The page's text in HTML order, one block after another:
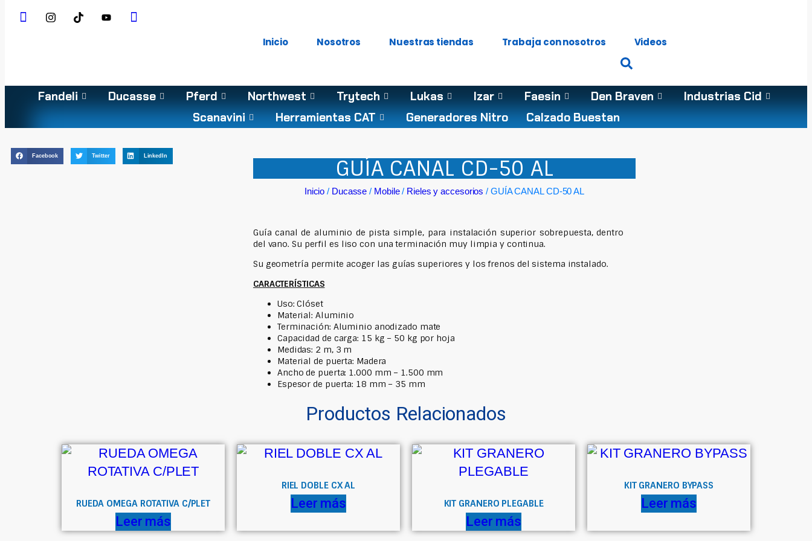
Inicio Nosotros Nuestras tiendas Trabaja con nosotros Videos
Fandeli Ducasse Pferd Northwest Trytech Lukas Izar Faesin Den Braven
Industrias Cid
Scanavini
Herramientas CAT Generadores Nitro Calzado Buestan
Facebook Twitter LinkedIn GUÍA CANAL CD-50 AL
Inicio / Ducasse / Mobile/ Rieles y accesorios / GUÍA CANAL CD-50 AL
Guía canal de aluminio de pista simple, para instalación superior sobrepuesta, dentro
del vano. Su perfil es liso con una terminación muy limpia y continua.
Su geometría permite acoger las guías superiores y los frenos del sistema instalado.
CARACTERÍSTICAS
Uso: Clóset
Material: Aluminio
Terminación: Aluminio anodizado mate
Capacidad de carga: 15 kg – 50 kg por hoja
Medidas: 2 m, 3 m
Material de puerta: Madera
Ancho de puerta: 1.000 mm – 1.500 mm
Espesor de puerta: 18 mm – 35 mm
Productos Relacionados
RUEDA OMEGA ROTATIVA C/PLET
Leer más
RIEL DOBLE CX AL
Leer más KIT GRANERO PLEGABLE
Leer más
KIT GRANERO BYPASS
Leer más